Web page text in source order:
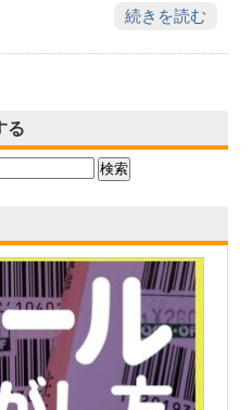
続きを読む
る